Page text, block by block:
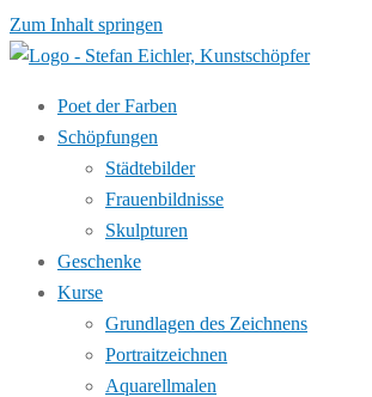
Zum Inhalt springen
Poet der Farben
Schöpfungen
Städtebilder
Frauenbildnisse
Skulpturen
Geschenke
Kurse
Grundlagen des Zeichnens
Portraitzeichnen
Aquarellmalen